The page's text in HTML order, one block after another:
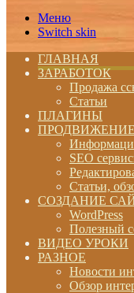
Меню
Switch skin
ГЛАВНАЯ
ЗАРАБОТОК
Продажа
Статьи
ПЛАГИНЫ
SEO
Статьи,
СОЗДАНИЕ
WordPress
Полезный
ВИДЕО УРОКИ
РАЗНОЕ
Новости
Обзор